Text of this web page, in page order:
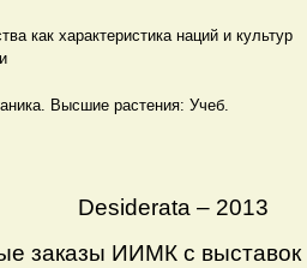
как характеристика наций и культур
Высшие растения: Учеб.
Desiderata – 2013
заказы ИИМК с выставок